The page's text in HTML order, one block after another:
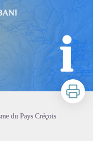
Zu
du Pays Créçois